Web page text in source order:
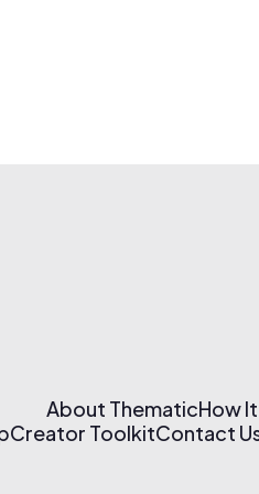
About ThematicHow
Creator ToolkitContact